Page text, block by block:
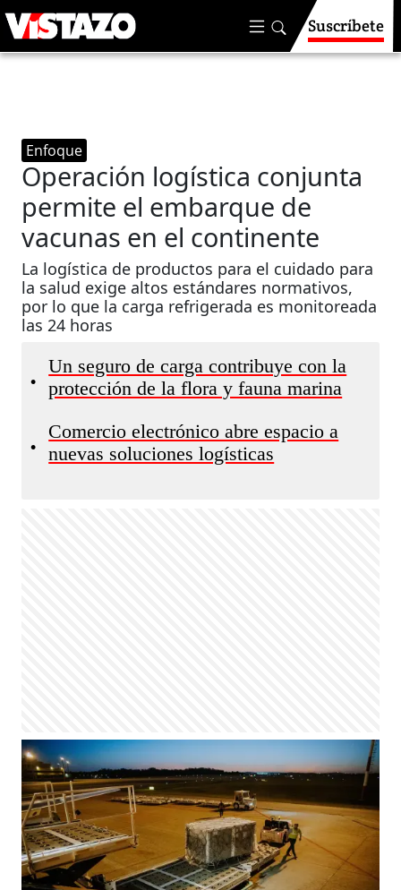
Suscríbete
Enfoque
Operación logística conjunta
permite el embarque de
vacunas en el continente
La logística de productos para el cuidado para
la salud exige altos estándares normativos,
por lo que la carga refrigerada es monitoreada
las 24 horas
•
Un seguro de carga contribuye con la
protección de la flora y fauna marina
•
Comercio electrónico abre espacio a
nuevas soluciones logísticas